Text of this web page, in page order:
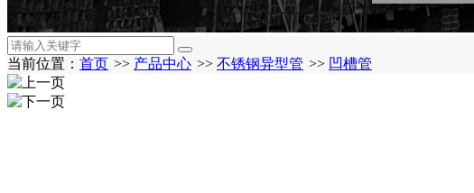
当前位置： 首页 >> 产品中心 >> 不锈钢异型管 >> 凹槽管